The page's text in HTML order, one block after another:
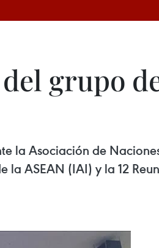
grupo
la Asociación de
ASEAN (IAI) y la 12